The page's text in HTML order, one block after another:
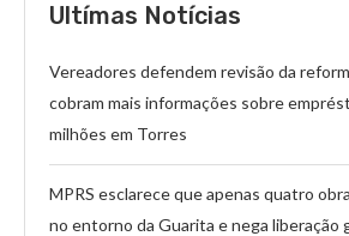
Ultímas Notícias
Vereadores defendem revisão da
cobram mais informações sobre
milhões em Torres
MPRS esclarece que apenas quatro
no entorno da Guarita e nega liberação